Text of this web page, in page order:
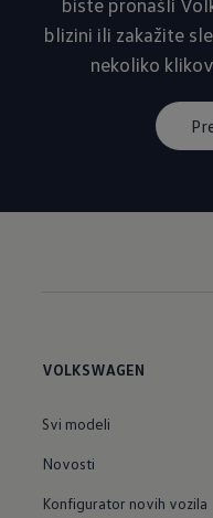
blizini ili zakažite
nekoliko
VOLKSWAGEN
Svi modeli
Novosti
Konfigurator novih vozila